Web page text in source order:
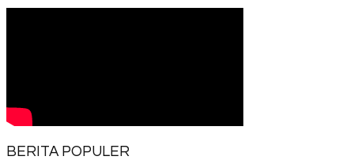
BERITA POPULER